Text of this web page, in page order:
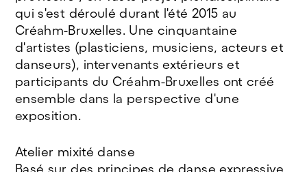
qui s'est déroulé durant l'été 2015 au
Créahm-Bruxelles. Une cinquantaine
d'artistes (plasticiens, musiciens, acteurs et
danseurs), intervenants extérieurs et
participants du Créahm-Bruxelles ont créé
ensemble dans la perspective d'une
exposition.
Atelier mixité danse
Basé sur des principes de danse expressive